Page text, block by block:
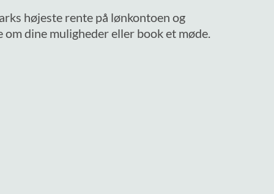
højeste rente på lønkontoen og
dine muligheder eller book et møde.